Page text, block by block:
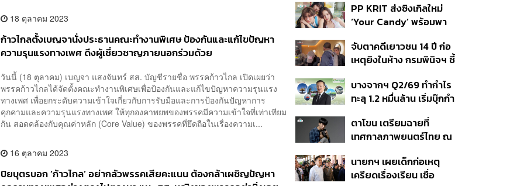
18 ตุลาคม 2023
ก้าวไกลตั้งเบญจานั่งประธานคณะทำงานพิเศษ ป้องกันและแก้ไขปัญหา
ความรุนแรงทางเพศ ดึงผู้เชี่ยวชาญภายนอกร่วมด้วย
วันนี้ (18 ตุลาคม) เบญจา แสงจันทร์ สส. บัญชีรายชื่อ พรรคก้าวไกล เปิดเผยว่า
พรรคก้าวไกลได้จัดตั้งคณะทำงานพิเศษเพื่อป้องกันและแก้ไขปัญหาความรุนแรง
ทางเพศ เพื่อยกระดับความเข้าใจเกี่ยวกับการรับมือและการป้องกันปัญหาการ
คุกคามและความรุนแรงทางเพศ ให้ทุกองคาพยพของพรรคมีความเข้าใจที่เท่าเทียม
กัน สอดคล้องกับคุณค่าหลัก (Core Value) ของพรรคที่ยึดถือในเรื่องความเ...
16 ตุลาคม 2023
ปิยบุตรบอก ‘ก้าวไกล’ อย่ากลัวพรรคเสียคะแนน ต้องกล้าเผชิญปัญหา
ปมค้นประวัติคดีกราดยิงที่
สหรัฐฯ
PP KRIT ส่งซิงเกิลใหม่
‘Your Candy’ พร้อมพา
สิกวิดีโอ
จับตาคดีเยาวชน 14 ปี ก่อ
เหตุยิงในห้าง กรมพินิจฯ ชี้
เนื่อง ประเมินปล่อยตัว
บางจากฯ Q2/69 ทำกำไร
ทะลุ 1.2 หมื่นล้าน เริ่มบุ๊กกำ
แรก หนุนรายได้ครึ่งปีทะลุ
3.2 แสนล้าน
ตาโขน เตรียมฉายที่
เทศกาลภาพยนตร์ไทย ณ
นายกฯ เผยเด็กก่อเหตุ
เครียดเรื่องเรียน เชื่อ